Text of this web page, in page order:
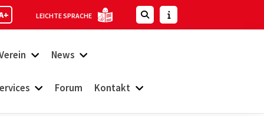
LEICHTE SPRACHE
News
Forum Kontakt